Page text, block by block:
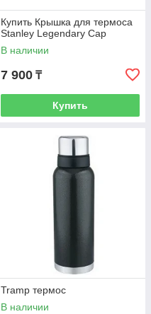
Купить Крышка для термоса
Stanley Legendary Cap
В наличии
7 900 ₸
Купить
Tramp термос
В наличии